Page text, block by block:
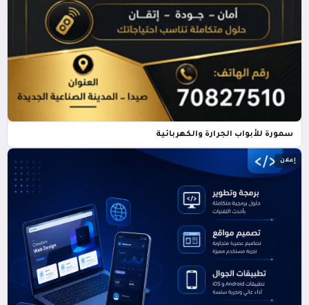
سمورة للأبواب الجرارة والكهربائية
إعلان